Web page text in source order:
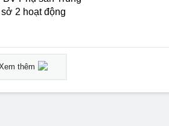
2 hoạt động
thêm